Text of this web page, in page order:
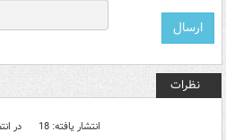
نظرات
انتشار یافته: 18 در